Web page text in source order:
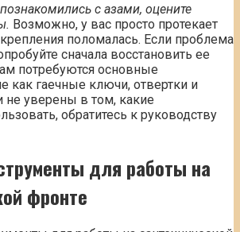
с азами, оцените
Возможно, у вас просто протекает
поломалась. Если проблема
сначала восстановить ее
потребуются основные
как гаечные ключи, отвертки и
не уверены в том, какие
обратитесь к руководству
для работы на
фронте